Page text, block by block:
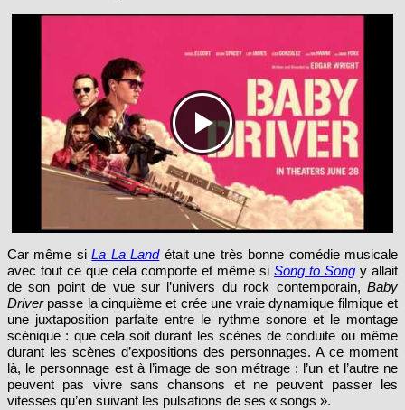
Car même siLa La Landétait une très bonne comédie musicale
avec tout ce que cela comporte et même si Song to Song y allait
de son point de vue sur l’univers du rock contemporain, Baby
Driverpasse la cinquième et crée une vraie dynamique filmique et
une juxtaposition parfaite entre le rythme sonore et le montage
scénique : que cela soit durant les scènes de conduite ou même
durant les scènes d’expositions des personnages. A ce moment
là, le personnage est à l’image de son métrage : l’un et l’autre ne
peuvent pas vivre sans chansons et ne peuvent passer les
vitesses qu’en suivant les pulsations de ses « songs ».